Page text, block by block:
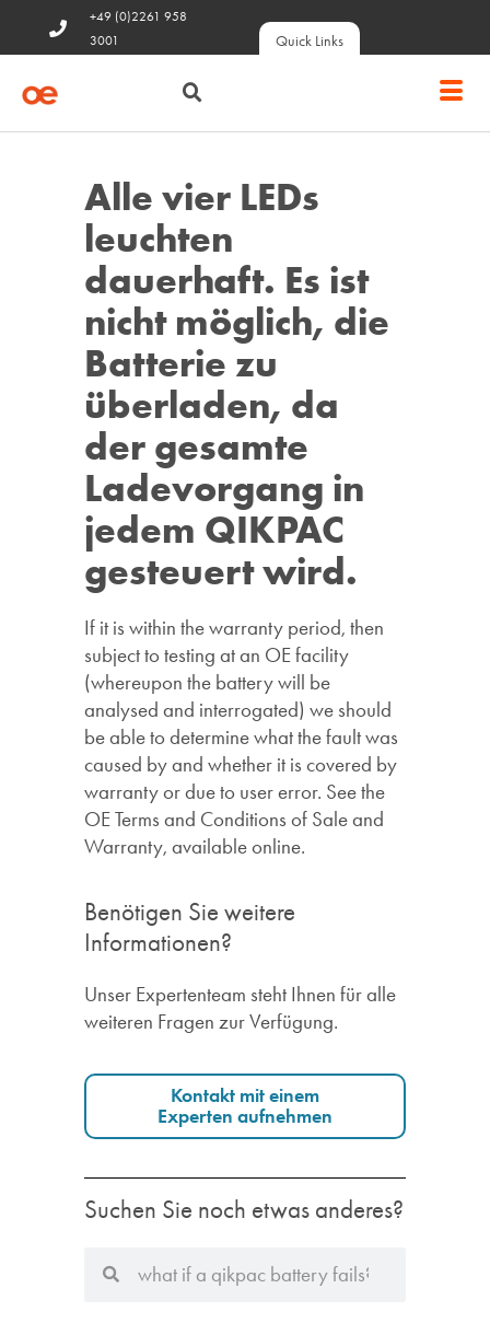
+49 (0)2261 958
3001
Quick Links
Alle vier LEDs
leuchten
dauerhaft. Es ist
nicht möglich, die
Batterie zu
überladen, da
der gesamte
Ladevorgang in
jedem QIKPAC
gesteuert wird.
If it is within the warranty period, then
subject to testing at an OE facility
(whereupon the battery will be
analysed and interrogated) we should
be able to determine what the fault was
caused by and whether it is covered by
warranty or due to user error. See the
OE Terms and Conditions of Sale and
Warranty, available online.
Benötigen Sie weitere
Informationen?
Unser Expertenteam steht Ihnen für alle
weiteren Fragen zur Verfügung.
Kontakt mit einem
Experten aufnehmen
Suchen Sie noch etwas anderes?